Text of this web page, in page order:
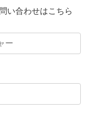
い合わせはこちら